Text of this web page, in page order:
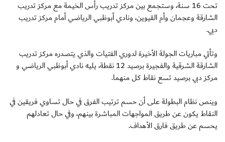
تحت 16 سنة، وستجمع بين مركز تدريب رأس الخيمة مع مركز تدريب
الشارقة وعجمان وأم القيوين، ونادي أبوظبي الرياضي أمام مركز تدريب
دبي.
وتأتي مباريات الجولة الأخيرة لدوري الفتيات والذي يتصدره مركز تدريب
الشارقة الشرقية والفجيرة برصيد 12 نقطة، يليه نادي أبوظبي الرياضي و
مركز دبي برصيد تسع نقاط كل منهما.
وينص نظام البطولة على أن حسم ترتيب الفرق في حال تساوي فريقين في
النقاط يكون عن طريق المواجهات المباشرة بينهم، وفي حال تعادلهم
يحسم عن طريق فارق الأهداف.